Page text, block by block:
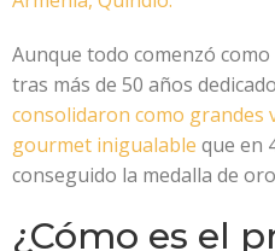
Aunque todo comenzó
tras más de 50 años
consolidaron como grandes
gourmet inigualable que en
conseguido la medalla de
¿Cómo es el